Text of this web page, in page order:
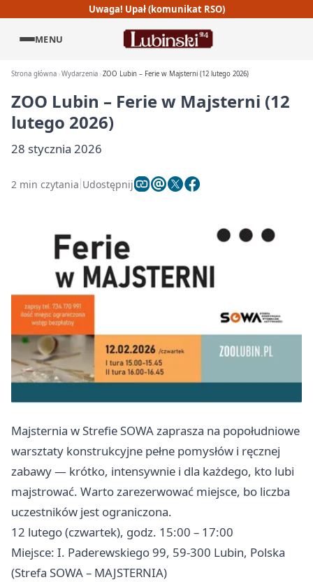
Uwaga! Upał (komunikat RSO)
MENU
Strona główna Wydarzenia ZOO Lubin – Ferie w Majsterni (12 lutego 2026)
ZOO Lubin – Ferie w Majsterni (12
lutego 2026)
28 stycznia 2026
2 min czytania Udostępnij
Majsternia w Strefie SOWA zaprasza na popołudniowe
warsztaty konstrukcyjne pełne pomysłów i ręcznej
zabawy — krótko, intensywnie i dla każdego, kto lubi
majstrować. Warto zarezerwować miejsce, bo liczba
uczestników jest ograniczona.
12 lutego (czwartek), godz. 15:00 – 17:00
Miejsce: I. Paderewskiego 99, 59-300 Lubin, Polska
(Strefa SOWA – MAJSTERNIA)